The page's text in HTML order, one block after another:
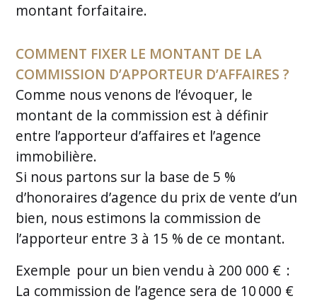
montant forfaitaire.
COMMENT FIXER LE MONTANT DE LA
COMMISSION D’APPORTEUR D’AFFAIRES ?
Comme nous venons de l’évoquer, le
montant de la commission est à définir
entre l’apporteur d’affaires et l’agence
immobilière.
Si nous partons sur la base de 5 %
d’honoraires d’agence du prix de vente d’un
bien, nous estimons la commission de
l’apporteur entre 3 à 15 % de ce montant.
Exemple pour un bien vendu à 200 000 € :
La commission de l’agence sera de 10 000 €